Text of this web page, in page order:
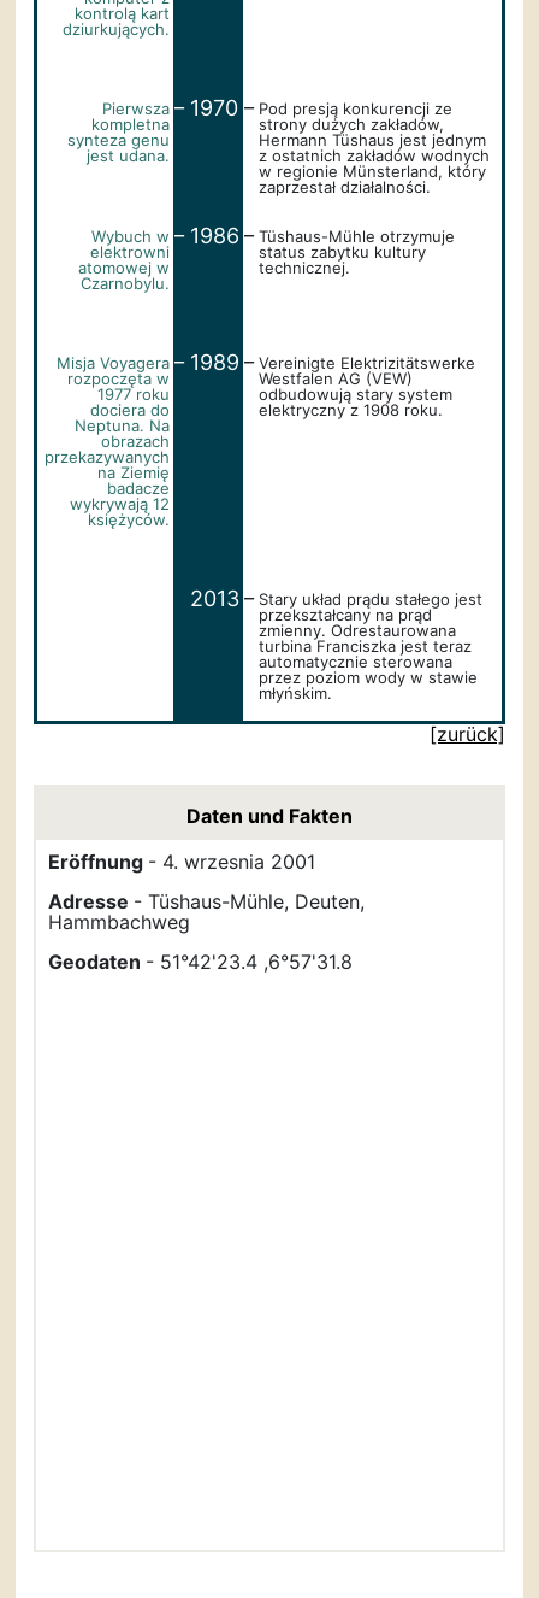
kontrolą kart
dziurkujących.
Pierwsza
kompletna
synteza genu
jest udana.
1970
Pod presją konkurencji ze
strony dużych zakładów,
Hermann Tüshaus jest jednym
z ostatnich zakładów wodnych
w regionie Münsterland, który
zaprzestał działalności.
Wybuch w
elektrowni
atomowej w
Czarnobylu.
1986
Tüshaus-Mühle otrzymuje
status zabytku kultury
technicznej.
Misja Voyagera
rozpoczęta w
1977 roku
dociera do
Neptuna. Na
obrazach
przekazywanych
na Ziemię
badacze
wykrywają 12
księżyców.
1989
Vereinigte Elektrizitätswerke
Westfalen AG (VEW)
odbudowują stary system
elektryczny z 1908 roku.
2013
Stary układ prądu stałego jest
przekształcany na prąd
zmienny. Odrestaurowana
turbina Franciszka jest teraz
automatycznie sterowana
przez poziom wody w stawie
młyńskim.
[zurück]
Daten und Fakten
Eröffnung - 4. wrzesnia 2001
Adresse - Tüshaus-Mühle, Deuten,
Hammbachweg
Geodaten - 51°42'23.4 ,6°57'31.8